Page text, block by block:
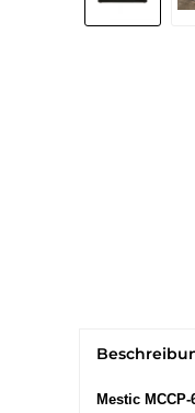
Mestic